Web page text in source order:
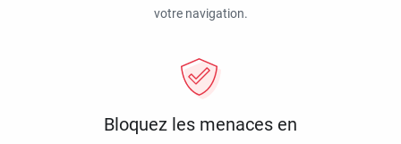
votre navigation.
Bloquez les menaces en